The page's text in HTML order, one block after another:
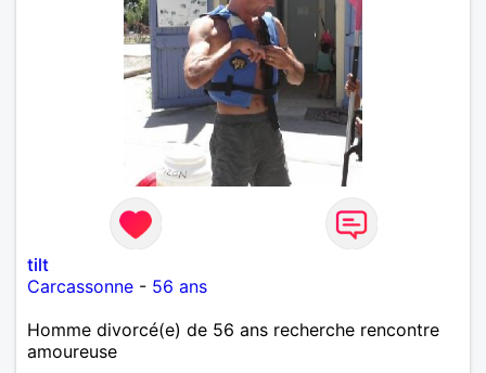
tilt
Carcassonne - 56 ans
Homme divorcé(e) de 56 ans recherche rencontre
amoureuse